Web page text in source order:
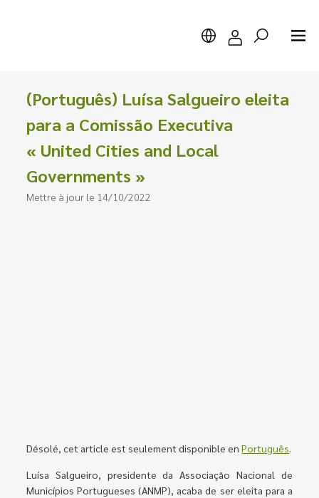
Chercher
(Português) Luísa Salgueiro eleita
para a Comissão Executiva
« United Cities and Local
Governments »
Mettre à jour le 14/10/2022
Désolé, cet article est seulement disponible enPortuguês.
Luísa Salgueiro, presidente da Associação Nacional de
Municípios Portugueses (ANMP), acaba de ser eleita para a